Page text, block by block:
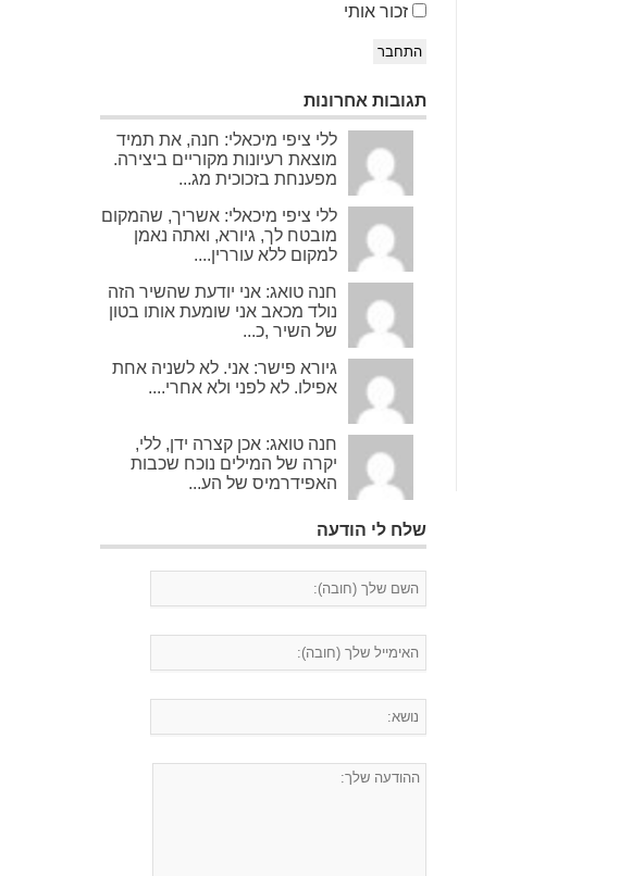
זכור אותי
התחבר
תגובות אחרונות
ללי ציפי מיכאלי: חנה, את תמיד
מוצאת רעיונות מקוריים ביצירה.
מפענחת בזכוכית מג...
ללי ציפי מיכאלי: אשריך, שהמקום
מובטח לך, גיורא, ואתה נאמן
למקום ללא עוררין....
חנה טואג: אני יודעת שהשיר הזה
נולד מכאב אני שומעת אותו בטון
של השיר ,כ...
גיורא פישר: אני. לא לשניה אחת
אפילו. לא לפני ולא אחרי....
חנה טואג: אכן קצרה ידן, ללי,
יקרה של המילים נוכח שכבות
האפידרמיס של הע...
שלח לי הודעה